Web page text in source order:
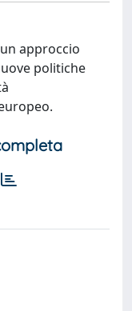
approccio
politiche